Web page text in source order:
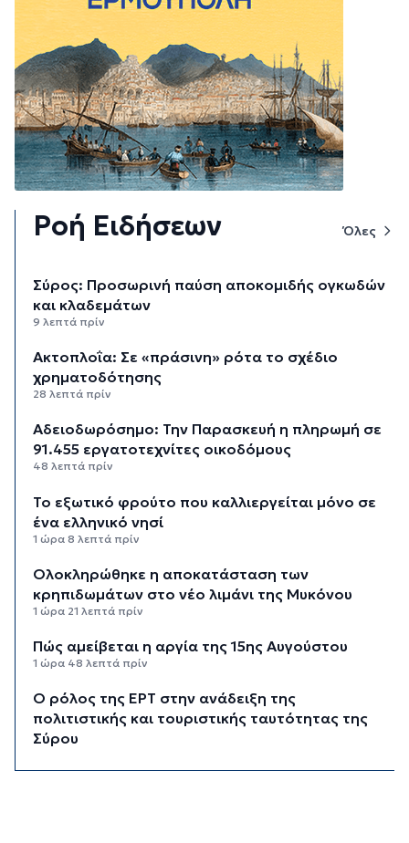
Ροή Ειδήσεων Όλες
Σύρος: Προσωρινή παύση αποκομιδής ογκωδών
και κλαδεμάτων
9 λεπτά πρίν
Aκτοπλοΐα: Σε «πράσινη» ρότα το σχέδιο
χρηματοδότησης
28 λεπτά πρίν
Αδειοδωρόσημο: Την Παρασκευή η πληρωμή σε
91.455 εργατοτεχνίτες οικοδόμους
48 λεπτά πρίν
Το εξωτικό φρούτο που καλλιεργείται μόνο σε
ένα ελληνικό νησί
1 ώρα 8 λεπτά πρίν
Ολοκληρώθηκε η αποκατάσταση των
κρηπιδωμάτων στο νέο λιμάνι της Μυκόνου
1 ώρα 21 λεπτά πρίν
Πώς αμείβεται η αργία της 15ης Αυγούστου
1 ώρα 48 λεπτά πρίν
Ο ρόλος της ΕΡΤ στην ανάδειξη της
πολιτιστικής και τουριστικής ταυτότητας της
Σύρου